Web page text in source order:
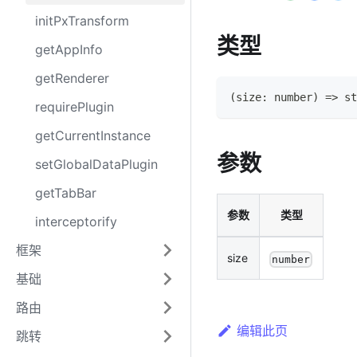
initPxTransform
getAppInfo
getRenderer
requirePlugin
getCurrentInstance
setGlobalDataPlugin
getTabBar
interceptorify
框架
基础
路由
跳转
类型
(size: number) =>
参数
参数 类型
size number
编辑此页